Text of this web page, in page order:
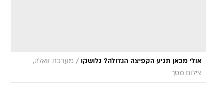
אולי מכאן תגיע הקפיצה הגדולה? גלושקו / מערכת וואלה,
צילום מסך